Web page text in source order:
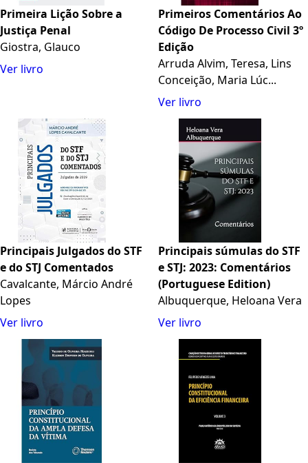
Primeira Lição Sobre a
Justiça Penal
Giostra, Glauco
Ver livro
Primeiros Comentários Ao
Código De Processo Civil 3º
Edição
Arruda Alvim, Teresa, Lins
Conceição, Maria Lúc...
Ver livro
Principais Julgados do STF
e do STJ Comentados
Cavalcante, Márcio André
Lopes
Ver livro
Principais súmulas do STF
e STJ: 2023: Comentários
(Portuguese Edition)
Albuquerque, Heloana Vera
Ver livro